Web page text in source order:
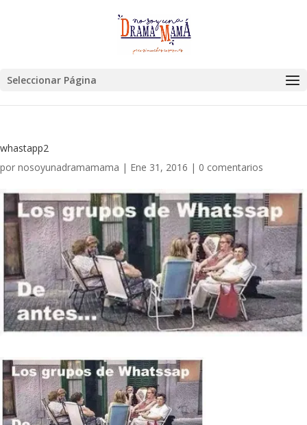
Seleccionar Página
whastapp2
por nosoyunadramamama | Ene 31, 2016 | 0 comentarios